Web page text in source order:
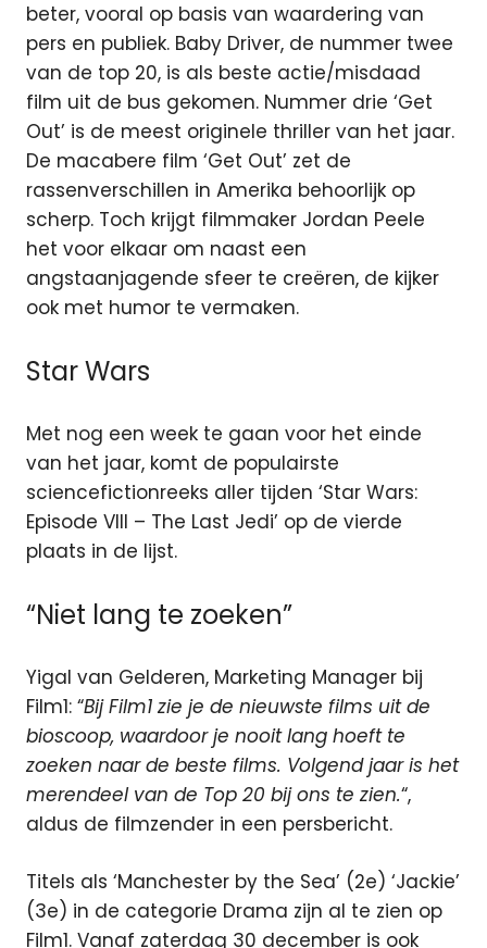
beter, vooral op basis van waardering van
pers en publiek. Baby Driver, de nummer twee
van de top 20, is als beste actie/misdaad
film uit de bus gekomen. Nummer drie ‘Get
Out’​ ​is de meest originele thriller van het jaar.
De macabere film ‘Get Out’ zet de
rassenverschillen in Amerika behoorlijk op
scherp. Toch krijgt filmmaker Jordan Peele
het voor elkaar om naast een
angstaanjagende sfeer te creëren, de kijker
ook met humor te vermaken.
Star Wars
Met nog een week te gaan voor het einde
van het jaar, komt de populairste
sciencefictionreeks aller tijden ‘Star Wars:
Episode VIII – The Last Jedi’ op de vierde
plaats in de lijst.
“Niet lang te zoeken”
Yigal van Gelderen, Marketing Manager bij
Film1: “Bij Film1 zie je de nieuwste films uit de
bioscoop, waardoor je nooit lang hoeft te
zoeken naar de beste films. Volgend jaar is het
merendeel van de Top 20 bij ons te zien.“,
aldus de filmzender in een persbericht.
Titels als ‘Manchester by the Sea’ (2e) ‘Jackie’
(3e) in de categorie Drama zijn al te zien op
Film1. Vanaf zaterdag 30 december is ook